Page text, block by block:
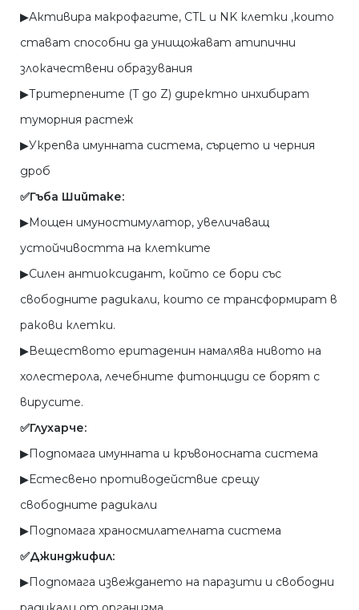
▶︎Активира макрофагите, CTL и NK клетки ,които
стават способни да унищожават атипични
злокачествени образувания
▶︎Тритерпените (T до Z) директно инхибират
туморния растеж
▶︎Укрепва имунната система, сърцето и черния
дроб
✅Гъба Шийтаке:
▶︎Мощен имуностимулатор, увеличаващ
устойчивостта на клетките
▶︎Силен антиоксидант, който се бори със
свободните радикали, които се трансформират в
ракови клетки.
▶︎Веществото еритаденин намалява нивото на
холестерола, лечебните фитонциди се борят с
вирусите.
✅Глухарче:
▶︎Подпомага имунната и кръвоносната система
▶︎Естесвено противодействие срещу
свободните радикали
▶︎Подпомага храносмилателната система
✅Джинджифил:
▶︎Подпомага извеждането на паразити и свободни